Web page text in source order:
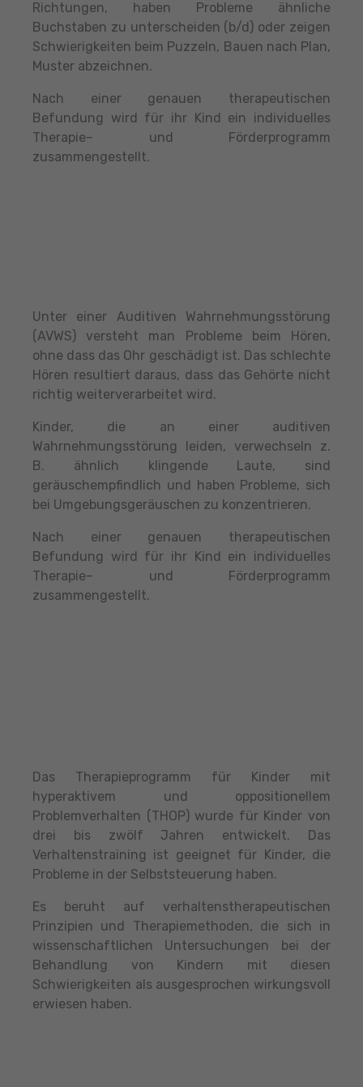
Richtungen, haben Probleme ähnliche
Buchstaben zu unterscheiden (b/d) oder zeigen
Schwierigkeiten beim Puzzeln, Bauen nach Plan,
Muster abzeichnen.
Nach einer genauen therapeutischen
Befundung wird für ihr Kind ein individuelles
Therapie– und Förderprogramm
zusammengestellt.
Unter einer Auditiven Wahrnehmungsstörung
(AVWS) versteht man Probleme beim Hören,
ohne dass das Ohr geschädigt ist. Das schlechte
Hören resultiert daraus, dass das Gehörte nicht
richtig weiterverarbeitet wird.
Kinder, die an einer auditiven
Wahrnehmungsstörung leiden, verwechseln z.
B. ähnlich klingende Laute, sind
geräuschempfindlich und haben Probleme, sich
bei Umgebungsgeräuschen zu konzentrieren.
Nach einer genauen therapeutischen
Befundung wird für ihr Kind ein individuelles
Therapie– und Förderprogramm
zusammengestellt.
Das Therapieprogramm für Kinder mit
hyperaktivem und oppositionellem
Problemverhalten (THOP) wurde für Kinder von
drei bis zwölf Jahren entwickelt. Das
Verhaltenstraining ist geeignet für Kinder, die
Probleme in der Selbststeuerung haben.
Es beruht auf verhaltenstherapeutischen
Prinzipien und Therapiemethoden, die sich in
wissenschaftlichen Untersuchungen bei der
Behandlung von Kindern mit diesen
Schwierigkeiten als ausgesprochen wirkungsvoll
erwiesen haben.